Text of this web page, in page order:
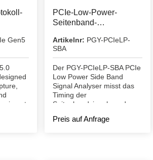
Gen5
at
PCIe-Low-Power-
Seitenband-
Artikelnr: PGY-PCIeLP-
SBA
Der PGY-PCIeLP-SBA PCIe
Low Power Side Band
Signal Analyser misst das
Timing der
Seitenbandsignale und
Preis auf Anfrage